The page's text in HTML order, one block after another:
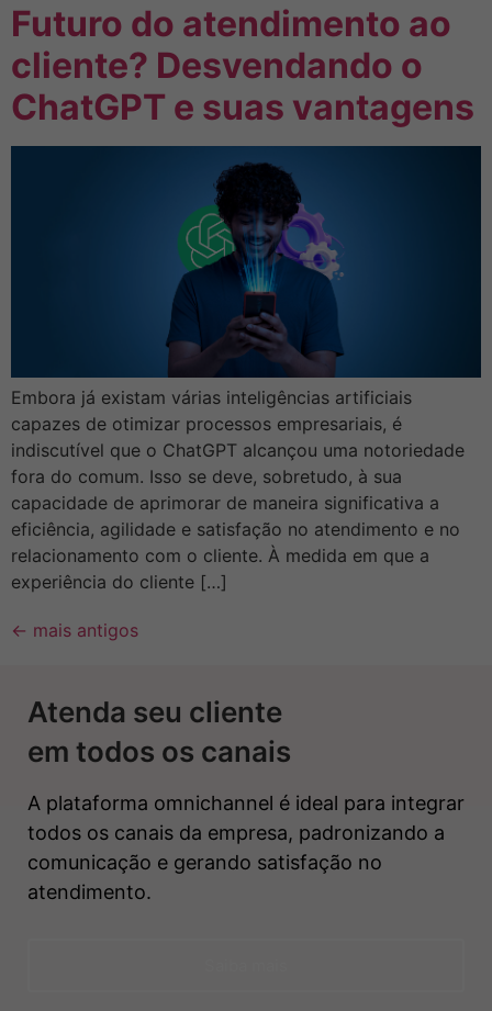
Futuro do atendimento ao
cliente? Desvendando o
ChatGPT e suas vantagens
Embora já existam várias inteligências artificiais
capazes de otimizar processos empresariais, é
indiscutível que o ChatGPT alcançou uma notoriedade
fora do comum. Isso se deve, sobretudo, à sua
capacidade de aprimorar de maneira significativa a
eficiência, agilidade e satisfação no atendimento e no
relacionamento com o cliente. À medida em que a
experiência do cliente […]
← mais antigos
Atenda seu cliente
em todos os canais
A plataforma omnichannel é ideal para integrar
todos os canais da empresa, padronizando a
comunicação e gerando satisfação no
atendimento.